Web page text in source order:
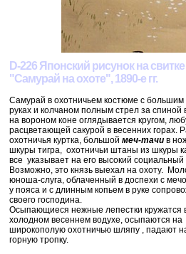
D-226 Японский рисунок на свитке
"Самурай на охоте", 1890-е гг.
Самурай в охотничьем костюме с большим
руках и колчаном полным стрел за спиной
на вороном коне оглядывается кругом,
расцветающей сакурой в весенних горах.
охотничья куртка, большой меч-тачив
шкуры тигра, охотничьи штаны из шкуры
все указывает на его высокий социальный
Возможно, это князь выехал на охоту.
юноша-слуга, облаченный в доспехи с
у пояса и с длинным копьем в руке
своего господина.
Осыпающиеся нежные лепестки кружатся
холодном весеннем водухе, осыпаются на
широкополую охотничью шляпу , падают
горную тропку.